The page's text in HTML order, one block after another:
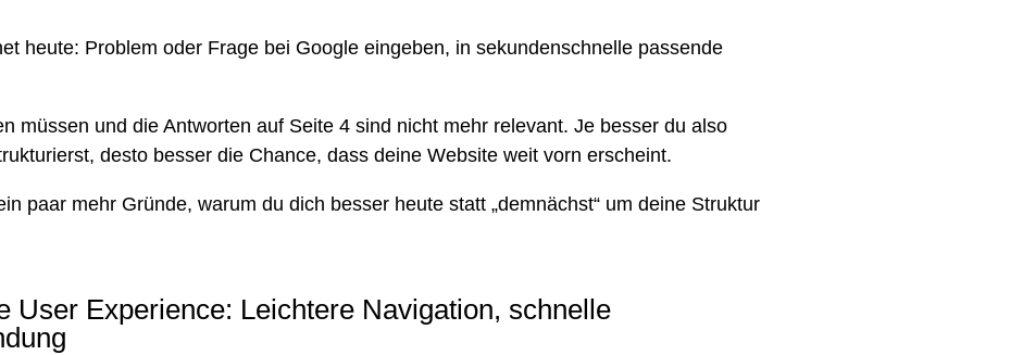
heute: Problem oder Frage bei Google eingeben, in sekundenschnelle passende
müssen und die Antworten auf Seite 4 sind nicht mehr relevant. Je besser du also
desto besser die Chance, dass deine Website weit vorn erscheint.
paar mehr Gründe, warum du dich besser heute statt „demnächst“ um deine Struktur
User Experience: Leichtere Navigation, schnelle